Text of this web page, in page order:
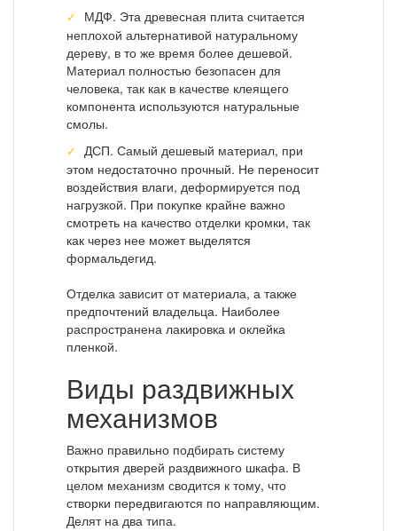
МДФ. Эта древесная плита считается
неплохой альтернативой натуральному
дереву, в то же время более дешевой.
Материал полностью безопасен для
человека, так как в качестве клеящего
компонента используются натуральные
смолы.
ДСП. Самый дешевый материал, при
этом недостаточно прочный. Не переносит
воздействия влаги, деформируется под
нагрузкой. При покупке крайне важно
смотреть на качество отделки кромки, так
как через нее может выделятся
формальдегид.
Отделка зависит от материала, а также
предпочтений владельца. Наиболее
распространена лакировка и оклейка
пленкой.
Виды раздвижных
механизмов
Важно правильно подбирать систему
открытия дверей раздвижного шкафа. В
целом механизм сводится к тому, что
створки передвигаются по направляющим.
Делят на два типа.